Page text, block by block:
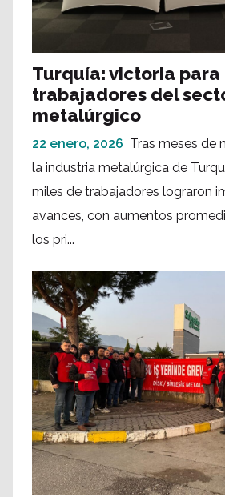
Turquía: victoria para
trabajadores del
metalúrgico
22 enero, 2026 Tras meses de
la industria metalúrgica de
miles de trabajadores lograron
avances, con aumentos
los pri...